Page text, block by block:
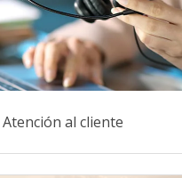
Atención al cliente